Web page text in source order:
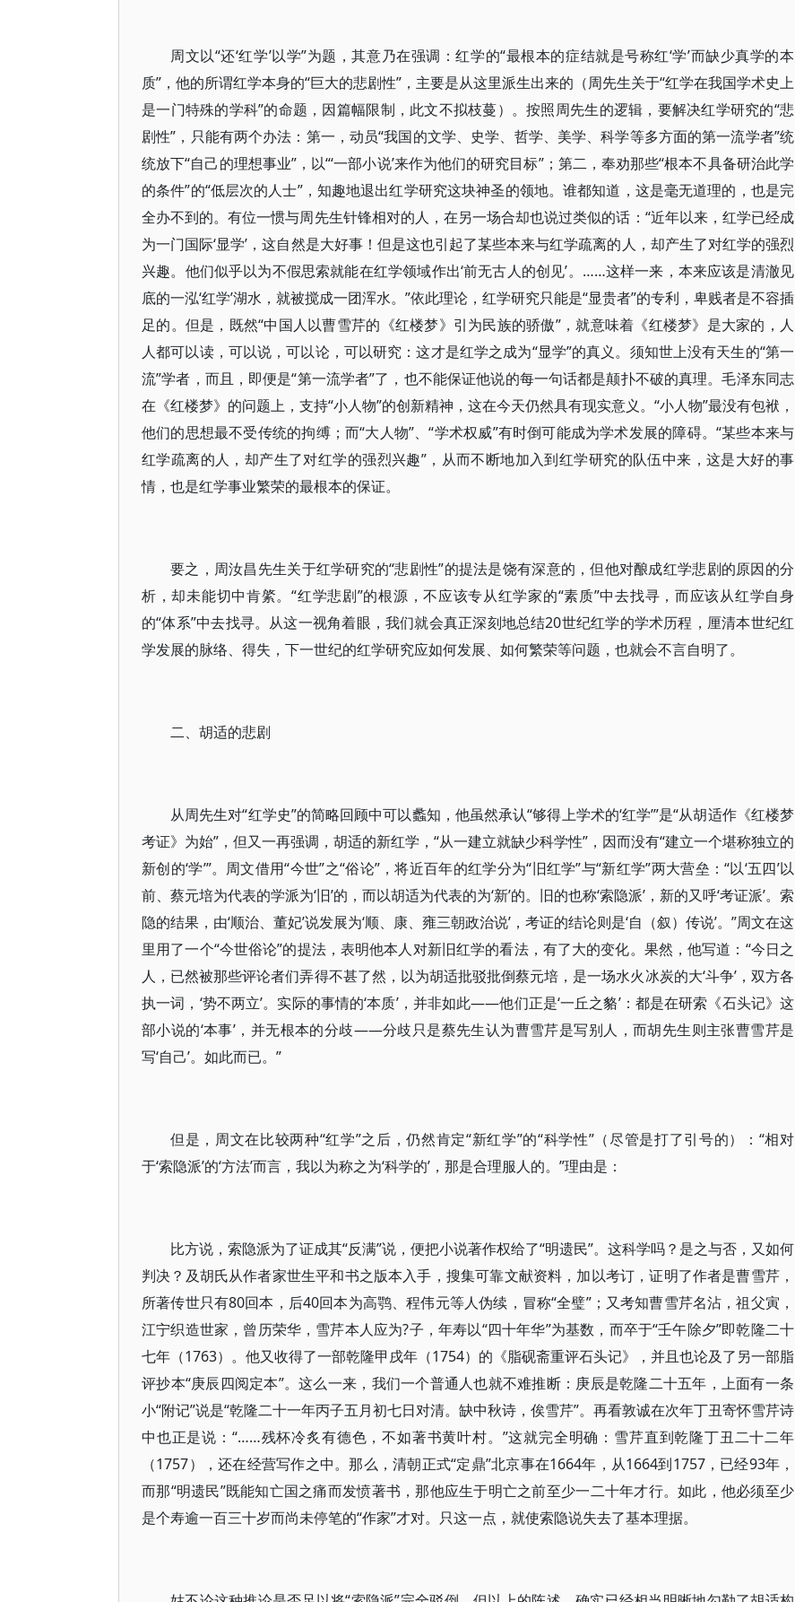
周文以“还‘红学’以学”为题，其意乃在强调：红学的“最根本的症结就是号称红‘学’而缺少真学的本
质”，他的所谓红学本身的“巨大的悲剧性”，主要是从这里派生出来的（周先生关于“红学在我国学术史上
是一门特殊的学科”的命题，因篇幅限制，此文不拟枝蔓）。按照周先生的逻辑，要解决红学研究的“悲
剧性”，只能有两个办法：第一，动员“我国的文学、史学、哲学、美学、科学等多方面的第一流学者”统
统放下“自己的理想事业”，以“‘一部小说’来作为他们的研究目标”；第二，奉劝那些“根本不具备研治此学
的条件”的“低层次的人士”，知趣地退出红学研究这块神圣的领地。谁都知道，这是毫无道理的，也是完
全办不到的。有位一惯与周先生针锋相对的人，在另一场合却也说过类似的话：“近年以来，红学已经成
为一门国际‘显学’，这自然是大好事！但是这也引起了某些本来与红学疏离的人，却产生了对红学的强烈
兴趣。他们似乎以为不假思索就能在红学领域作出‘前无古人的创见’。……这样一来，本来应该是清澈见
底的一泓‘红学’湖水，就被搅成一团浑水。”依此理论，红学研究只能是“显贵者”的专利，卑贱者是不容插
足的。但是，既然“中国人以曹雪芹的《红楼梦》引为民族的骄傲”，就意味着《红楼梦》是大家的，人
人都可以读，可以说，可以论，可以研究：这才是红学之成为“显学”的真义。须知世上没有天生的“第一
流”学者，而且，即便是“第一流学者”了，也不能保证他说的每一句话都是颠扑不破的真理。毛泽东同志
在《红楼梦》的问题上，支持“小人物”的创新精神，这在今天仍然具有现实意义。“小人物”最没有包袱，
他们的思想最不受传统的拘缚；而“大人物”、“学术权威”有时倒可能成为学术发展的障碍。“某些本来与
红学疏离的人，却产生了对红学的强烈兴趣”，从而不断地加入到红学研究的队伍中来，这是大好的事
情，也是红学事业繁荣的最根本的保证。
要之，周汝昌先生关于红学研究的“悲剧性”的提法是饶有深意的，但他对酿成红学悲剧的原因的分
析，却未能切中肯綮。“红学悲剧”的根源，不应该专从红学家的“素质”中去找寻，而应该从红学自身
的“体系”中去找寻。从这一视角着眼，我们就会真正深刻地总结20世纪红学的学术历程，厘清本世纪红
学发展的脉络、得失，下一世纪的红学研究应如何发展、如何繁荣等问题，也就会不言自明了。
二、胡适的悲剧
从周先生对“红学史”的简略回顾中可以蠡知，他虽然承认“够得上学术的‘红学’”是“从胡适作《红楼梦
考证》为始”，但又一再强调，胡适的新红学，“从一建立就缺少科学性”，因而没有“建立一个堪称独立的
新创的‘学’”。周文借用“今世”之“俗论”，将近百年的红学分为“旧红学”与“新红学”两大营垒：“以‘五四’以
前、蔡元培为代表的学派为‘旧’的，而以胡适为代表的为‘新’的。旧的也称‘索隐派’，新的又呼‘考证派’。索
隐的结果，由‘顺治、董妃’说发展为‘顺、康、雍三朝政治说’，考证的结论则是‘自（叙）传说’。”周文在这
里用了一个“今世俗论”的提法，表明他本人对新旧红学的看法，有了大的变化。果然，他写道：“今日之
人，已然被那些评论者们弄得不甚了然，以为胡适批驳批倒蔡元培，是一场水火冰炭的大‘斗争’，双方各
执一词，‘势不两立’。实际的事情的‘本质’，并非如此——他们正是‘一丘之貉’：都是在研索《石头记》这
部小说的‘本事’，并无根本的分歧——分歧只是蔡先生认为曹雪芹是写别人，而胡先生则主张曹雪芹是
写‘自己’。如此而已。”
但是，周文在比较两种“红学”之后，仍然肯定“新红学”的“科学性”（尽管是打了引号的）：“相对
于‘索隐派’的‘方法’而言，我以为称之为‘科学的’，那是合理服人的。”理由是：
比方说，索隐派为了证成其“反满”说，便把小说著作权给了“明遗民”。这科学吗？是之与否，又如何
判决？及胡氏从作者家世生平和书之版本入手，搜集可靠文献资料，加以考订，证明了作者是曹雪芹，
所著传世只有80回本，后40回本为高鹗、程伟元等人伪续，冒称“全璧”；又考知曹雪芹名沾，祖父寅，
江宁织造世家，曾历荣华，雪芹本人应为?子，年寿以“四十年华”为基数，而卒于“壬午除夕”即乾隆二十
七年（1763）。他又收得了一部乾隆甲戌年（1754）的《脂砚斋重评石头记》，并且也论及了另一部脂
评抄本“庚辰四阅定本”。这么一来，我们一个普通人也就不难推断：庚辰是乾隆二十五年，上面有一条
小“附记”说是“乾隆二十一年丙子五月初七日对清。缺中秋诗，俟雪芹”。再看敦诚在次年丁丑寄怀雪芹诗
中也正是说：“……残杯冷炙有德色，不如著书黄叶村。”这就完全明确：雪芹直到乾隆丁丑二十二年
（1757），还在经营写作之中。那么，清朝正式“定鼎”北京事在1664年，从1664到1757，已经93年，
而那“明遗民”既能知亡国之痛而发愤著书，那他应生于明亡之前至少一二十年才行。如此，他必须至少
是个寿逾一百三十岁而尚未停笔的“作家”才对。只这一点，就使索隐说失去了基本理据。